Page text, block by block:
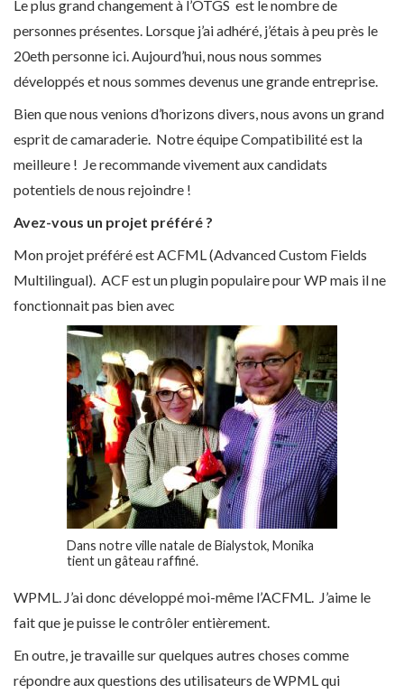
Le plus grand changement à l’OTGS est le nombre de
personnes présentes. Lorsque j’ai adhéré, j’étais à peu près le
20ethpersonne ici. Aujourd’hui, nous nous sommes
développés et nous sommes devenus une grande entreprise.
Bien que nous venions d’horizons divers, nous avons un grand
esprit de camaraderie. Notre équipeCompatibilité est la
meilleure ! Je recommande vivement aux candidats
potentiels de nous rejoindre !
Avez-vous un projet préféré ?
Mon projet préféré estACFML (Advanced Custom Fields
Multilingual). ACF est un plugin populaire pour WP mais il ne
fonctionnait pas bien avec
Dans notre ville natale de Bialystok, Monika
tient un gâteau raffiné.
WPML. J’ai donc développé moi-même l’ACFML. J’aime le
fait que je puisse le contrôler entièrement.
En outre, je travaille sur quelques autres choses comme
répondre aux questions des utilisateurs de WPML qui